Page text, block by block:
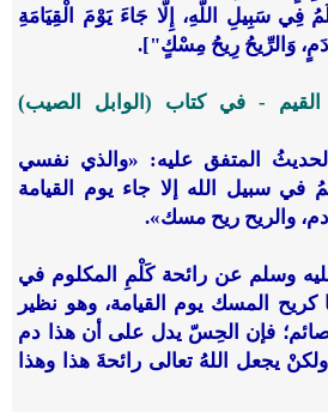
فِي سَبِيلِ اللَّهِ، إِلَّا جَاءَ يَوْمَ الْقِيَامَةِ
وَالرِّيحُ رِيحُ مِسْكٍ"].
القيم - في كتاب (الوابل الصيب)
المتفق عليه: «والذي نفسي
في سبيل الله إلا جاء يوم القيامة
والريح ريح مسك».
وسلم عن رائحة كَلْمِ المكلوم في
كريح المسك يوم القيامة، وهو نظير
فإن الحِسّ يدل على أن هذا دم
يجعل اللهُ تعالى رائحةَ هذا وهذا